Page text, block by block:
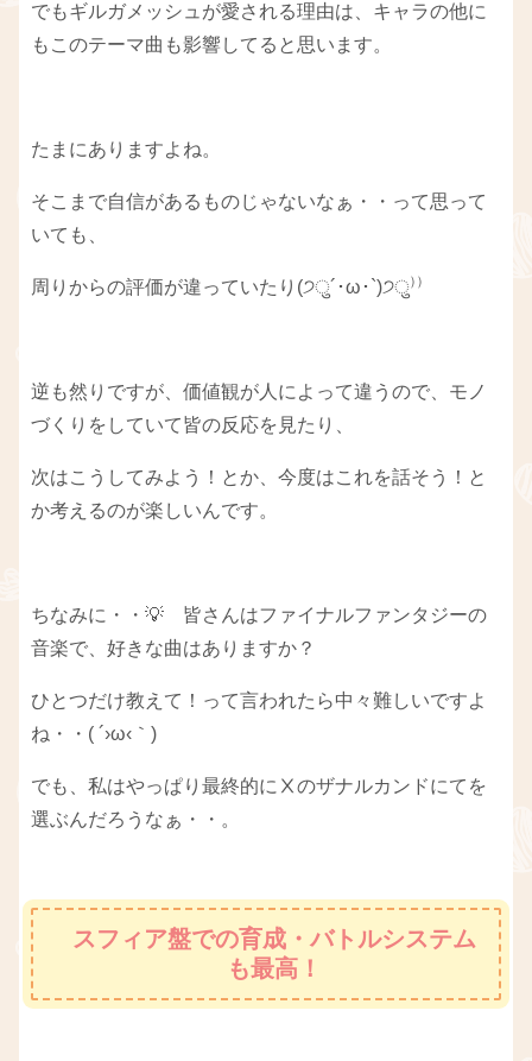
でもギルガメッシュが愛される理由は、キャラの他に
もこのテーマ曲も影響してると思います。
たまにありますよね。
そこまで自信があるものじゃないなぁ・・って思って
いても、
周りからの評価が違っていたり(੭ु´･ω･`)੭ु⁾⁾
逆も然りですが、価値観が人によって違うので、モノ
づくりをしていて皆の反応を見たり、
次はこうしてみよう！とか、今度はこれを話そう！と
か考えるのが楽しいんです。
ちなみに・・💡 皆さんはファイナルファンタジーの
音楽で、好きな曲はありますか？
ひとつだけ教えて！って言われたら中々難しいですよ
ね・・( ´›ω‹｀)
でも、私はやっぱり最終的にⅩのザナルカンドにてを
選ぶんだろうなぁ・・。
スフィア盤での育成・バトルシステム
も最高！